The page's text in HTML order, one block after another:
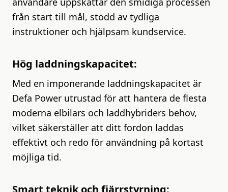
från start till mål, stödd av tydliga
instruktioner och hjälpsam kundservice.
Hög laddningskapacitet:
Med en imponerande laddningskapacitet är
Defa Power utrustad för att hantera de flesta
moderna elbilars och laddhybriders behov,
vilket säkerställer att ditt fordon laddas
effektivt och redo för användning på kortast
möjliga tid.
Smart teknik och fjärrstyrning: